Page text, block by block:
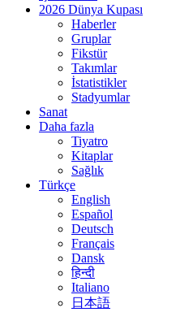
2026 Dünya Kupası
Haberler
Gruplar
Fikstür
Takımlar
İstatistikler
Stadyumlar
Sanat
Daha fazla
Tiyatro
Kitaplar
Sağlık
Türkçe
English
Español
Deutsch
Français
Dansk
हिन्दी
Italiano
日本語